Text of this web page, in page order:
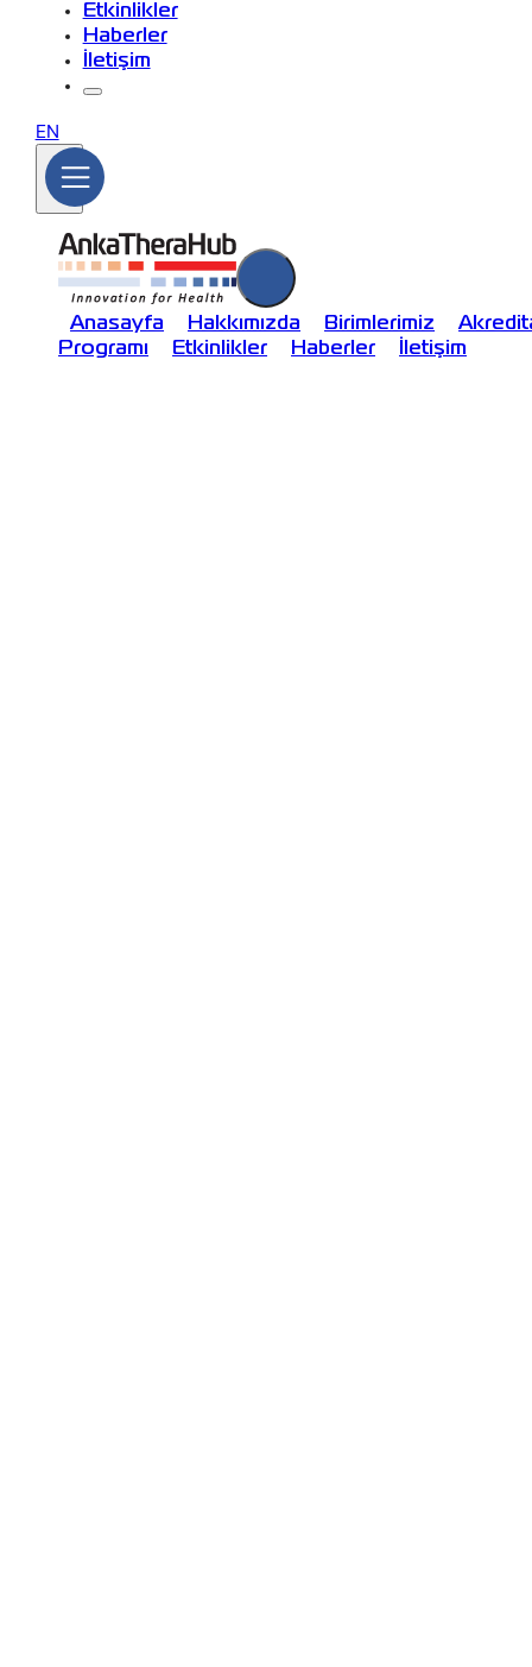
Etkinlikler
Haberler
İletişim
EN
Anasayfa Hakkımızda Birimlerimiz
Programı
Etkinlikler Haberler İletişim